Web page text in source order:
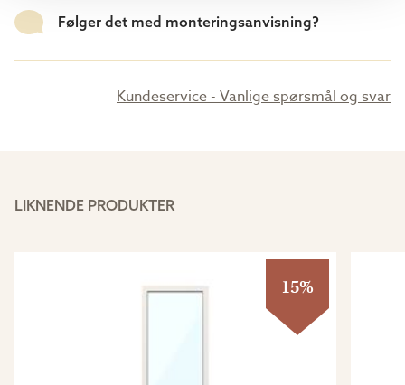
Følger det med monteringsanvisning?
Kundeservice - Vanlige spørsmål og svar
LIKNENDE PRODUKTER
15%